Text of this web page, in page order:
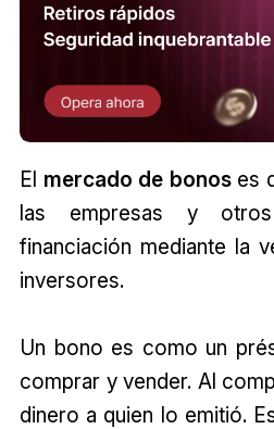
El mercado de bonoses
las empresas y
financiación mediante la
inversores.
Un bono es como un
comprar y vender. Al
dinero a quien lo emitió.